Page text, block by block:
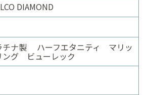
DIAMOND
チナ製 ハーフエタニティ マリッ
ング ビューレック